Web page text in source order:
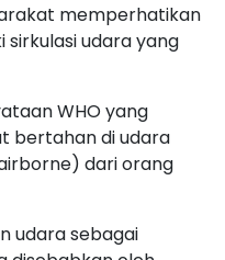
memperhatikan
udara yang
WHO yang
bertahan di udara
dari orang
udara sebagai